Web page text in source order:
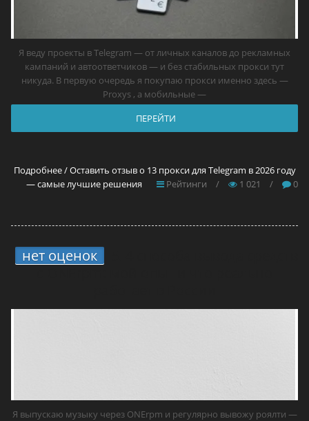
Я веду проекты в Telegram — от личных каналов до рекламных
кампаний и автоответчиков — и без стабильных прокси тут
никуда. В первую очередь я покупаю прокси именно здесь —
Proxys , а мобильные —
ПЕРЕЙТИ
Подробнее / Оставить отзыв о 13 прокси для Telegram в 2026 году
— самые лучшие решения
Рейтинги / 1 021 / 0
нет оценок
Я выпускаю музыку через ONErpm и регулярно вывожу роялти —